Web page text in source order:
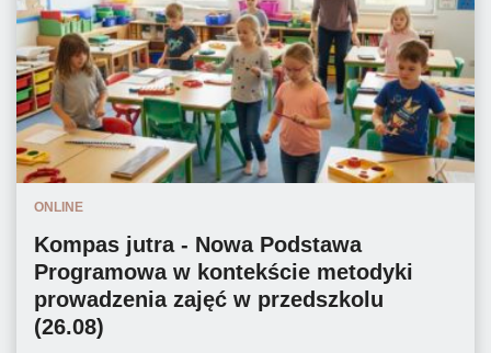
ONLINE
Kompas jutra - Nowa Podstawa
Programowa w kontekście metodyki
prowadzenia zajęć w przedszkolu
(26.08)